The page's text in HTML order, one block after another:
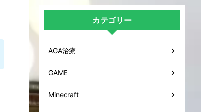
カテゴリー
AGA治療
GAME
Minecraft